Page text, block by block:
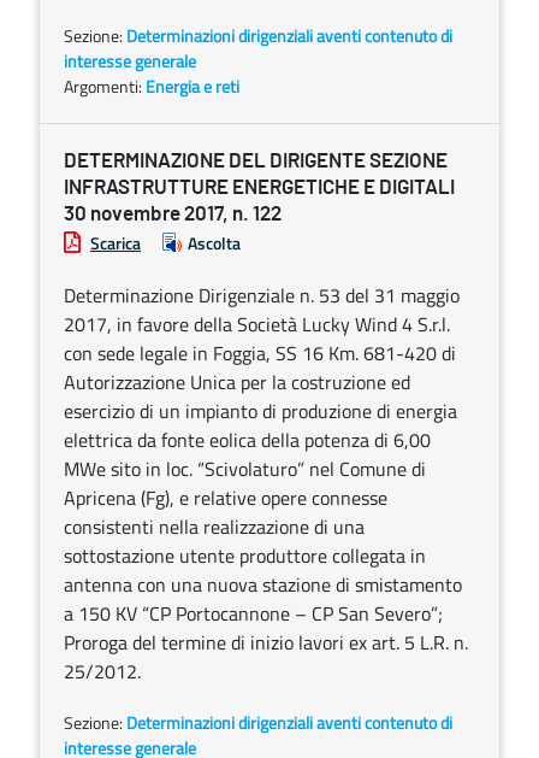
Sezione: Determinazioni dirigenziali aventi contenuto di
interesse generale
Argomenti: Energia e reti
DETERMINAZIONE DEL DIRIGENTE SEZIONE
INFRASTRUTTURE ENERGETICHE E DIGITALI
30 novembre 2017, n. 122
Scarica Ascolta
Determinazione Dirigenziale n. 53 del 31 maggio
2017, in favore della Società Lucky Wind 4 S.r.l.
con sede legale in Foggia, SS 16 Km. 681-420 di
Autorizzazione Unica per la costruzione ed
esercizio di un impianto di produzione di energia
elettrica da fonte eolica della potenza di 6,00
MWe sito in loc. “Scivolaturo” nel Comune di
Apricena (Fg), e relative opere connesse
consistenti nella realizzazione di una
sottostazione utente produttore collegata in
antenna con una nuova stazione di smistamento
a 150 KV “CP Portocannone – CP San Severo”;
Proroga del termine di inizio lavori ex art. 5 L.R. n.
25/2012.
Sezione: Determinazioni dirigenziali aventi contenuto di
interesse generale